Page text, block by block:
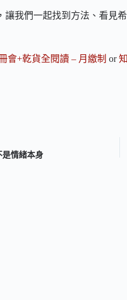
讓我們一起找到方法、看見
會+乾貨全閱讀 – 月繳制 or
是情緒本身